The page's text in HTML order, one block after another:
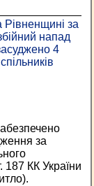
за
КК України